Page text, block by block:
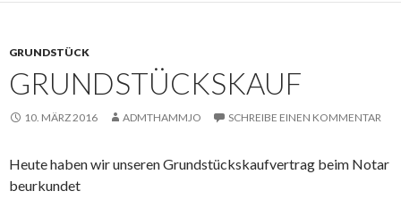
GRUNDSTÜCK
GRUNDSTÜCKSKAUF
10. MÄRZ 2016 ADMTHAMMJO SCHREIBE EINEN KOMMENTAR
Heute haben wir unseren Grundstückskaufvertrag beim Notar
beurkundet